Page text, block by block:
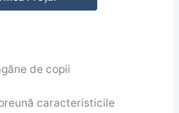
de copii
caracteristicile